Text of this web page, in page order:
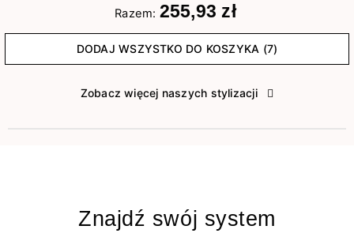
Razem: 255,93 zł
DODAJ WSZYSTKO DO KOSZYKA (7)
Zobacz więcej naszych stylizacji
Znajdź swój system